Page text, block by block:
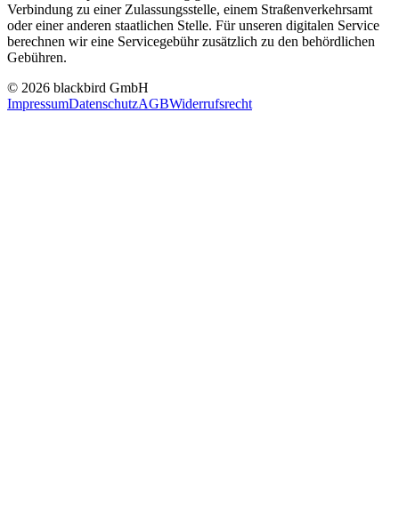
Verbindung zu einer Zulassungsstelle, einem Straßenverkehrsamt
oder einer anderen staatlichen Stelle. Für unseren digitalen Service
berechnen wir eine Servicegebühr zusätzlich zu den behördlichen
Gebühren.
© 2026 blackbird GmbH
ImpressumDatenschutzAGBWiderrufsrecht